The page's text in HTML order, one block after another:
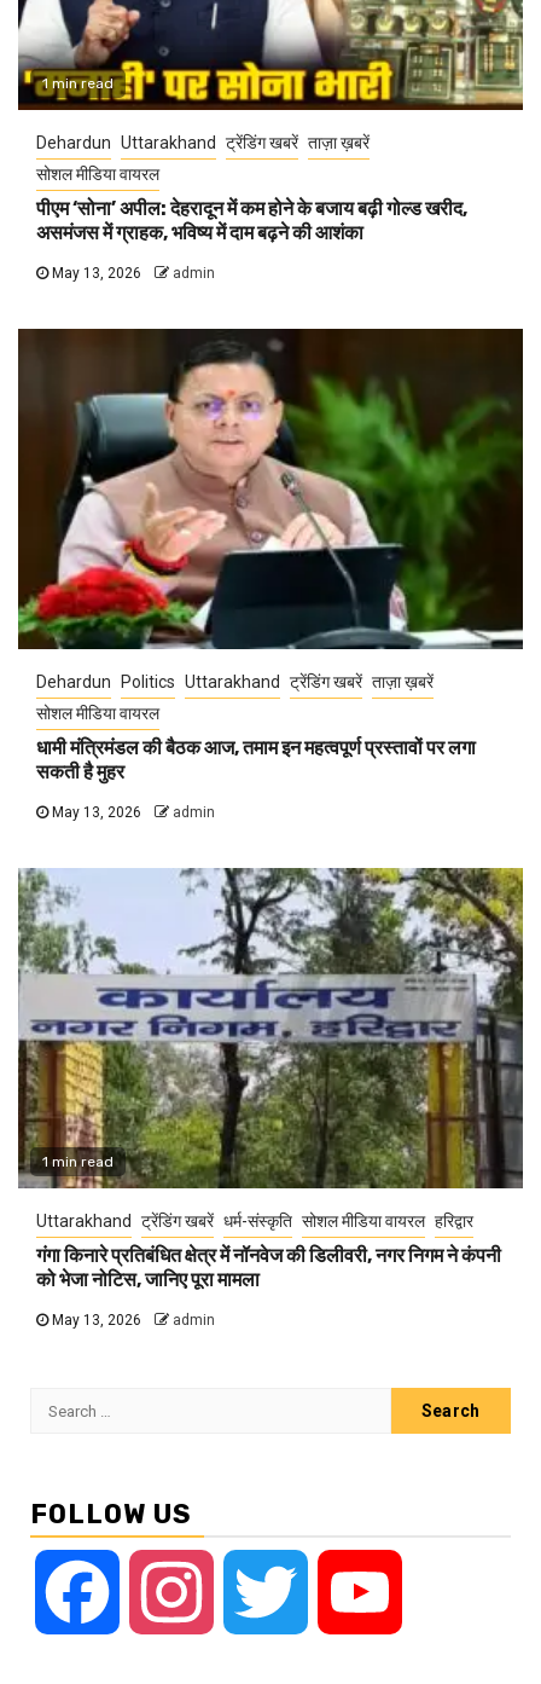
1 min read
Dehardun Uttarakhand ट्रेंडिंग खबरें ताज़ा ख़बरें
सोशल मीडिया वायरल
पीएम ‘सोना’ अपील: देहरादून में कम होने के बजाय बढ़ी गोल्ड खरीद,
असमंजस में ग्राहक, भविष्य में दाम बढ़ने की आशंका
May 13, 2026 admin
Dehardun Politics Uttarakhand ट्रेंडिंग खबरें ताज़ा ख़बरें
सोशल मीडिया वायरल
धामी मंत्रिमंडल की बैठक आज, तमाम इन महत्वपूर्ण प्रस्तावों पर लगा
सकती है मुहर
May 13, 2026 admin
1 min read
Uttarakhand ट्रेंडिंग खबरें धर्म-संस्कृति सोशल मीडिया वायरल हरिद्वार
गंगा किनारे प्रतिबंधित क्षेत्र में नॉनवेज की डिलीवरी, नगर निगम ने कंपनी
को भेजा नोटिस, जानिए पूरा मामला
May 13, 2026 admin
Search
FOLLOW US
Facebook Instagram Twitter